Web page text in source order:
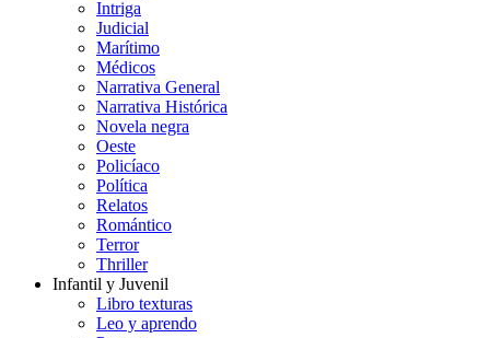
Intriga
Judicial
Marítimo
Médicos
Narrativa General
Narrativa Histórica
Novela negra
Oeste
Policíaco
Política
Relatos
Romántico
Terror
Thriller
Infantil y Juvenil
Libro texturas
Leo y aprendo